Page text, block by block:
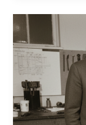
Opblaasbare
Jacuzzi